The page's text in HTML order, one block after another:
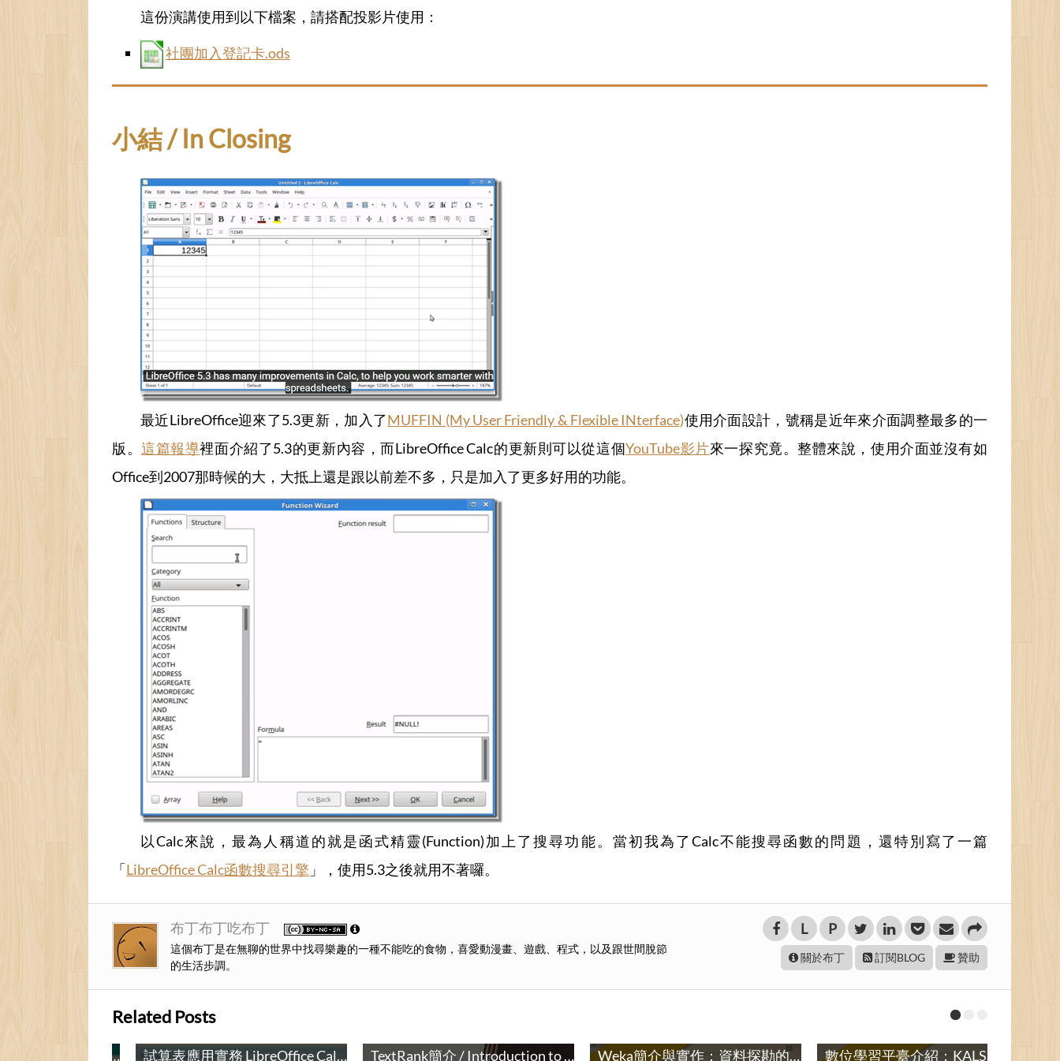
這份演講使用到以下檔案，請搭配投影片使用：
社團加入登記卡.ods
小結 / In Closing
最近LibreOffice迎來了5.3更新，加入了MUFFIN (My User Friendly & Flexible INterface)使用介面設計，號稱是近年來介面調整最多的一
版。這篇報導裡面介紹了5.3的更新內容，而LibreOffice Calc的更新則可以從這個YouTube影片來一探究竟。整體來說，使用介面並沒有如
Office到2007那時候的大，大抵上還是跟以前差不多，只是加入了更多好用的功能。
以Calc來說，最為人稱道的就是函式精靈(Function)加上了搜尋功能。當初我為了Calc不能搜尋函數的問題，還特別寫了一篇
「LibreOffice Calc函數搜尋引擎 」，使用5.3之後就用不著囉。
布丁布丁吃布丁
這個布丁是在無聊的世界中找尋樂趣的一種不能吃的食物，喜愛動漫畫、遊戲、程式，以及跟世間脫節
的生活步調。
L P
關於布丁 訂閱BLOG 贊助
Related Posts
試算表應用實務 LibreOffice Calc: 第一堂 / LibreOffice Calc Tutorial: Lesson 1 TextRank簡介 / Introduction to TextRank Weka簡介與實作：資料探勘的分群、異常偵測、關聯規則探勘、分類 / Practice Data Mining with Weka: Clustering, Outlier Detection, Associations and Classification 數位學習平臺介紹：KALS和PBL / Introducing to Online Learning Environments: KALS and PBL